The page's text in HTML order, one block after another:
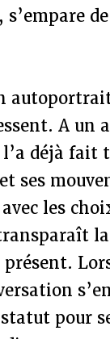
A un
déjà fait
ses
les
pour